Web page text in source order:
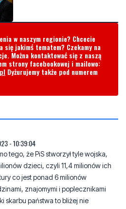
w naszym regionie? Chcecie
się jakimś tematem? Czekamy na
Można kontaktować się z naszą
Dyżurujemy także pod numerem
tego, że PiS stworzył tyle wojska,
co jest ponad 6 milionów
znajomymi i poplecznikami
skarbu państwa to bliżej nie
PiS, oraz morderczego wysiłku
sejmowej i nie będzie rządził
wynikało, że ci wszyscy